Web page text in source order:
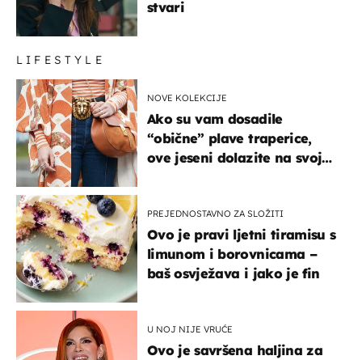
stvari
LIFESTYLE
NOVE KOLEKCIJE
Ako su vam dosadile
“obične” plave traperice,
ove jeseni dolazite na svoje
PREJEDNOSTAVNO ZA SLOŽITI
Ovo je pravi ljetni tiramisu s
limunom i borovnicama –
baš osvježava i jako je fin
U NOJ NIJE VRUĆE
Ovo je savršena haljina za